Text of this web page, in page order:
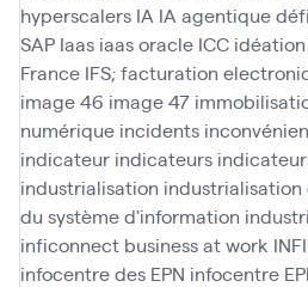
hyperscalers IA IA agentique
SAP Iaas iaas oracle ICC idéation
France IFS; facturation
image 46 image 47
numérique incidents
indicateur indicateurs
industrialisation industrialisation
du système d'information
inficonnect business at work
infocentre des EPN infocentre